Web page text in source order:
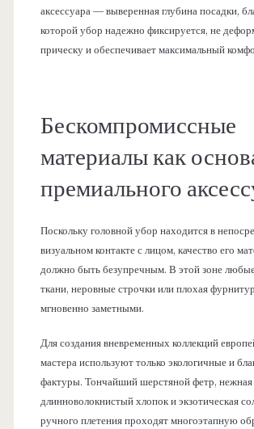
аксессуара — выверенная глубина посадки,
которой убор надежно фиксируется, не
прическу и обеспечивает максимальный
Бескомпромиссные
материалы как
премиального
Поскольку головной убор находится в
визуальном контакте с лицом, качество его
должно быть безупречным. В этой зоне
ткани, неровные строчки или плохая
мгновенно заметными.
Для создания вневременных коллекций
мастера используют только экологичные и
фактуры. Тончайший шерстяной фетр, нежная
длинноволокнистый хлопок и экзотическая
ручного плетения проходят многоэтапную